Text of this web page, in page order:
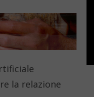
la relazione